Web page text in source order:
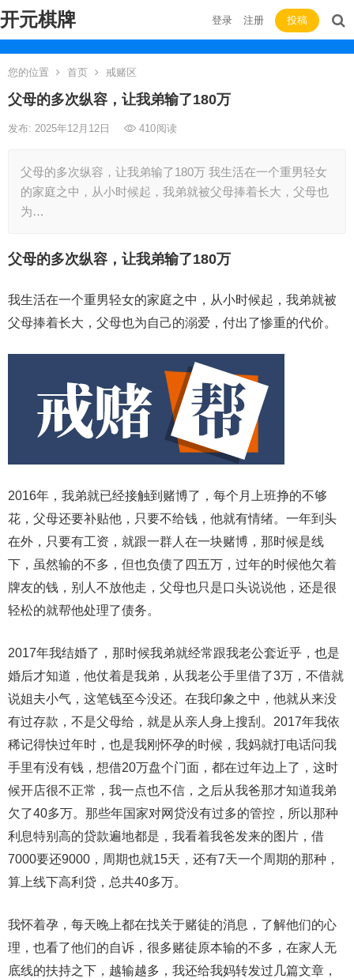
开元棋牌 登录 注册 投稿
您的位置 首页 戒赌区
父母的多次纵容，让我弟输了180万
发布: 2025年12月12日 410阅读
父母的多次纵容，让我弟输了180万 我生活在一个重男轻女
的家庭之中，从小时候起，我弟就被父母捧着长大，父母也
为…
父母的多次纵容，让我弟输了180万
我生活在一个重男轻女的家庭之中，从小时候起，我弟就被
父母捧着长大，父母也为自己的溺爱，付出了惨重的代价。
2016年，我弟就已经接触到赌博了，每个月上班挣的不够
花，父母还要补贴他，只要不给钱，他就有情绪。一年到头
在外，只要有工资，就跟一群人在一块赌博，那时候是线
下，虽然输的不多，但也负债了四五万，过年的时候他欠着
牌友的钱，别人不放他走，父母也只是口头说说他，还是很
轻松的就帮他处理了债务。
2017年我结婚了，那时候我弟就经常跟我老公套近乎，也是
婚后才知道，他仗着是我弟，从我老公手里借了3万，不借就
说姐夫小气，这笔钱至今没还。在我印象之中，他就从来没
有过存款，不是父母给，就是从亲人身上搜刮。2017年我依
稀记得快过年时，也是我刚怀孕的时候，我妈就打电话问我
手里有没有钱，想借20万盘个门面，都在过年边上了，这时
候开店很不正常，我一点也不信，之后从我爸那才知道我弟
欠了40多万。那些年国家对网贷没有过多的管控，所以那种
利息特别高的贷款遍地都是，我看着我爸发来的图片，借
7000要还9000，周期也就15天，还有7天一个周期的那种，
算上线下高利贷，总共40多万。
我怀着孕，每天晚上都在找关于赌徒的消息，了解他们的心
理，也看了他们的自诉，很多赌徒原本输的不多，在家人无
底线的扶持之下，越输越多，我还给我妈转发过几篇文章，